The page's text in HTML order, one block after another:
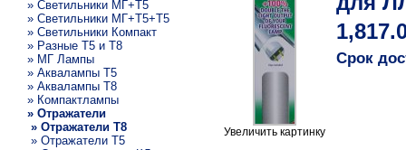
» Светильники МГ+T5
» Светильники МГ+T5+T5
» Светильники Компакт
» Разные T5 и T8
» МГ Лампы
» Аквалампы T5
» Аквалампы T8
» Компактлампы
» Отражатели
» Отражатели T8
» Отражатели T5
Увеличить картинку
Срок